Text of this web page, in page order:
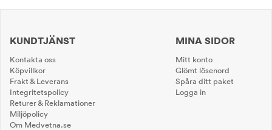
KUNDTJÄNST
Kontakta oss
Köpvillkor
Frakt & Leverans
Integritetspolicy
Returer & Reklamationer
Miljöpolicy
Om Medvetna.se
MINA SIDOR
Mitt konto
Glömt lösenord
Spåra ditt paket
Logga in